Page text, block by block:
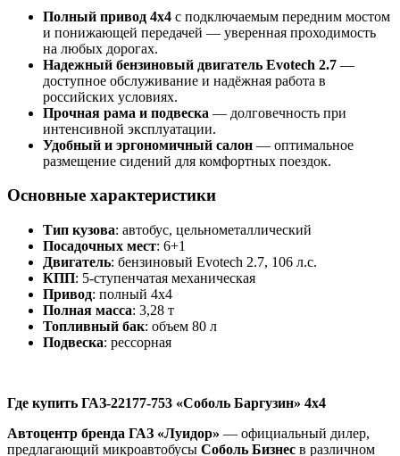
Полный привод 4х4 с подключаемым передним мостом
и понижающей передачей — уверенная проходимость
на любых дорогах.
Надежный бензиновый двигатель Evotech 2.7 —
доступное обслуживание и надёжная работа в
российских условиях.
Прочная рама и подвеска — долговечность при
интенсивной эксплуатации.
Удобный и эргономичный салон — оптимальное
размещение сидений для комфортных поездок.
Основные характеристики
Тип кузова: автобус, цельнометаллический
Посадочных мест: 6+1
Двигатель: бензиновый Evotech 2.7, 106 л.с.
КПП: 5-ступенчатая механическая
Привод: полный 4х4
Полная масса: 3,28 т
Топливный бак: объем 80 л
Подвеска: рессорная
Где купить ГАЗ-22177-753 «Соболь Баргузин» 4х4
Автоцентр бренда ГАЗ «Луидор» — официальный дилер,
предлагающий микроавтобусы Соболь Бизнес в различном